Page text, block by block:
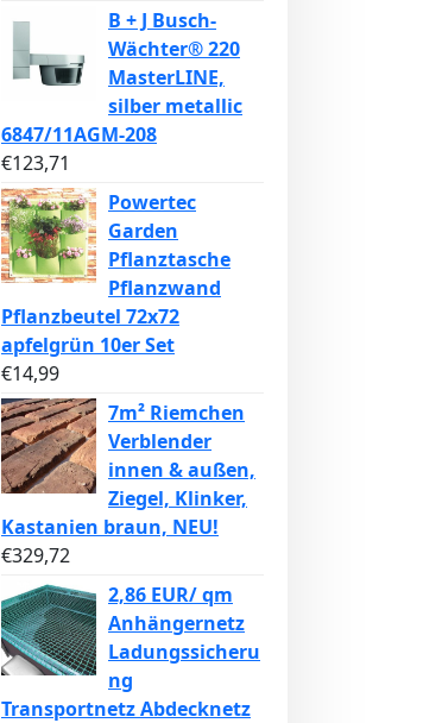
B + J Busch-
Wächter® 220
MasterLINE,
silber metallic
6847/11AGM-208
€123,71
Powertec
Garden
Pflanztasche
Pflanzwand
Pflanzbeutel 72x72
apfelgrün 10er Set
€14,99
7m² Riemchen
Verblender
innen & außen,
Ziegel, Klinker,
Kastanien braun, NEU!
€329,72
2,86 EUR/ qm
Anhängernetz
Ladungssicheru
ng
Transportnetz Abdecknetz